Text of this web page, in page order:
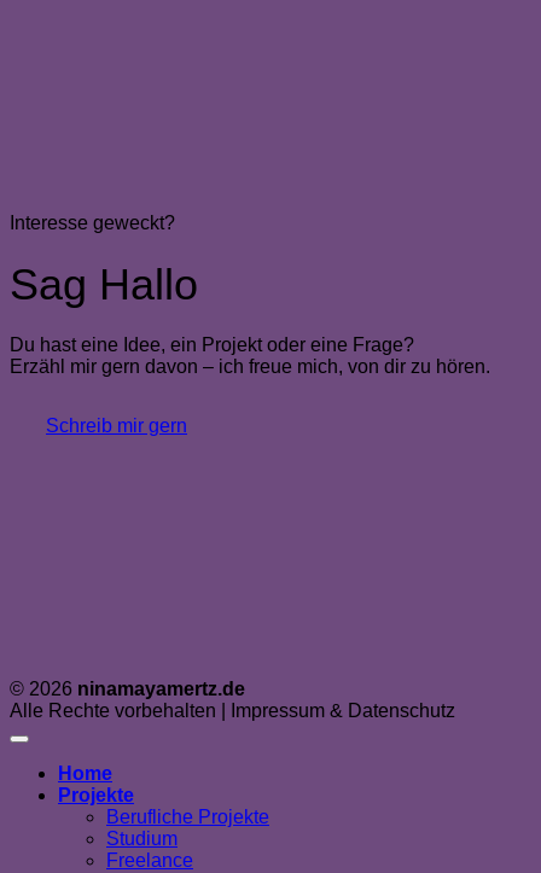
Interesse geweckt?
Sag Hallo
Du hast eine Idee, ein Projekt oder eine Frage?
Erzähl mir gern davon – ich freue mich, von dir zu hören.
Schreib mir gern
© 2026 ninamayamertz.de
Alle Rechte vorbehalten | Impressum & Datenschutz
Home
Projekte
Berufliche Projekte
Studium
Freelance